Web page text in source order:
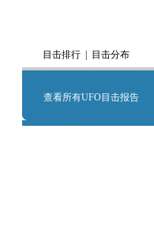
目击排行| 目击分布
查看所有UFO目击报告